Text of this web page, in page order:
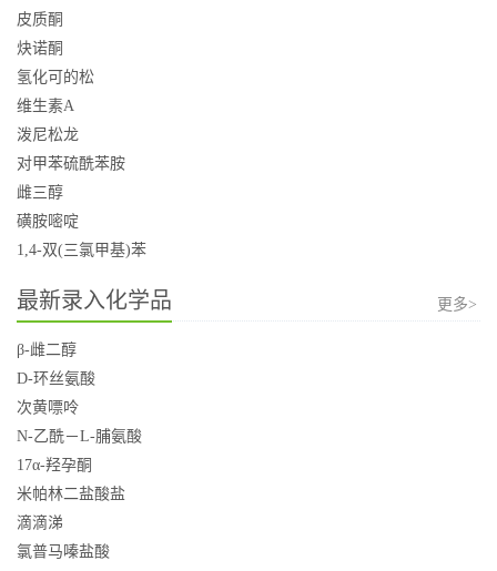
皮质酮
炔诺酮
氢化可的松
维生素A
泼尼松龙
对甲苯硫酰苯胺
雌三醇
磺胺嘧啶
1,4-双(三氯甲基)苯
最新录入化学品 更多>
β-雌二醇
D-环丝氨酸
次黄嘌呤
N-乙酰－L-脯氨酸
17α-羟孕酮
米帕林二盐酸盐
滴滴涕
氯普马嗪盐酸